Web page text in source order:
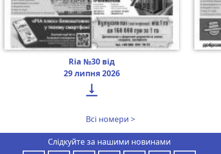
Ria №30 від
29 липня 2026

Всі номери >
Слідкуйте за нашими новинами